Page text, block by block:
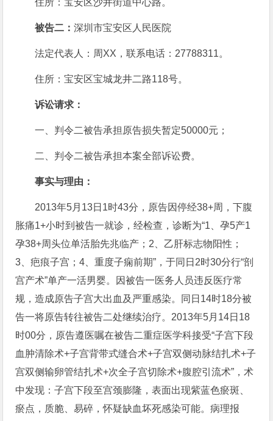
住所：宝安区沙井街道中心路。
被告二：深圳市宝安区人民医院
法定代表人：周XX，联系电话：27788311。
住所：宝安区宝城龙井二路118号。
诉讼请求：
一、判令二被告承担原告损失暂定50000元；
二、判令二被告承担本案全部诉讼费。
事实与理由：
2013年5月13日1时43分，原告因停经38+周，下腹
胀痛1+小时到被告一就诊，经检查，诊断为“1、孕5产1
孕38+周头位单活胎先兆临产；2、乙肝标志物阳性；
3、疤痕子宫；4、重度子痫前期”，于同日2时30分行“剖
宫产术”单产一活男婴。因被告一医务人员违反医疗常
规，造成原告子宫大出血及严重感染。同日14时18分被
告一将原告转往被告二处继续治疗。2013年5月14日18
时00分，原告遵医嘱在被告二重症医学科接受“子宫下段
血肿清除术+子宫背带式缝合术+子宫双侧动脉结扎术+子
宫双侧输卵管结扎术+次全子宫切除术+腹腔引流术”，术
中发现：子宫下段至宫颈膨隆，表面出现紫蓝色瘀斑、
瘀点，质脆、易碎，怀疑缺血坏死感染可能。病理报